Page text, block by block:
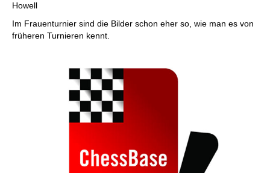
Howell
Im Frauenturnier sind die Bilder schon eher so, wie man es von
früheren Turnieren kennt.